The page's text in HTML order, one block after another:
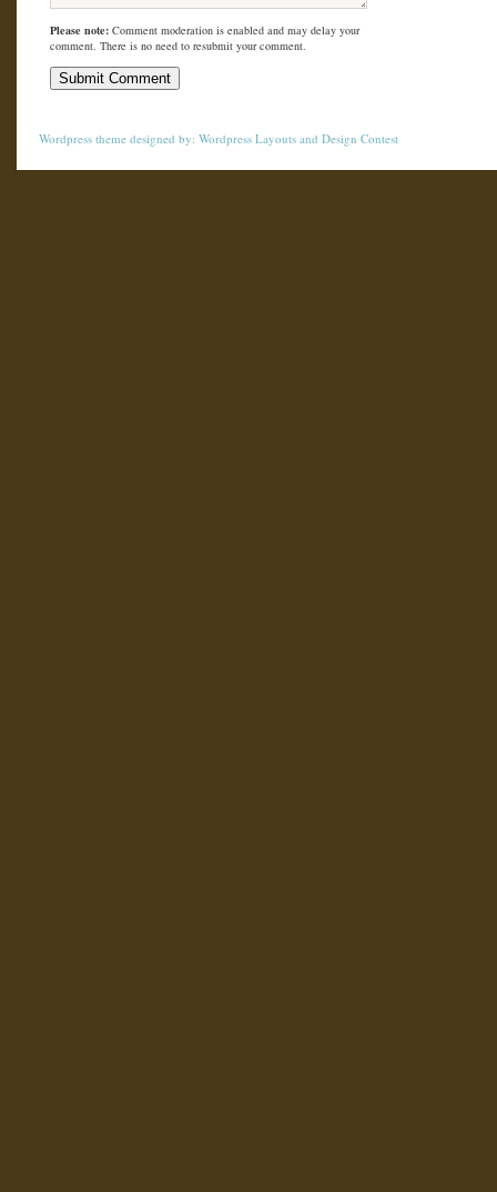
Please note: Comment moderation is enabled and may delay your
comment. There is no need to resubmit your comment.
Wordpress theme designed by: Wordpress Layouts and Design Contest